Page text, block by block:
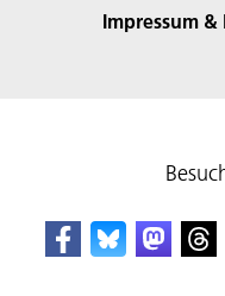
Impressum